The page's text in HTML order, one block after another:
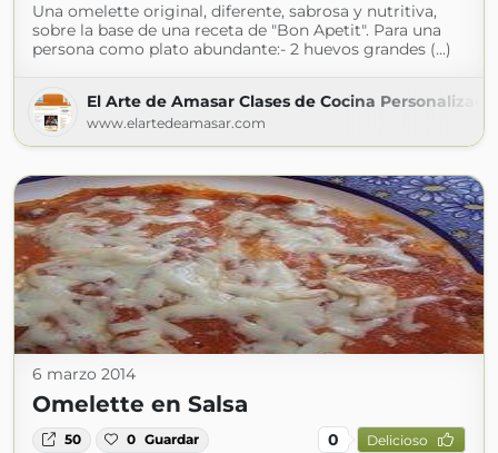
Una omelette original, diferente, sabrosa y nutritiva,
sobre la base de una receta de "Bon Apetit". Para una
persona como plato abundante:- 2 huevos grandes (...)
El Arte de Amasar Clases de Cocina
www.elartedeamasar.com
6 marzo 2014
Omelette en Salsa
50 0 Guardar 0 Delicioso